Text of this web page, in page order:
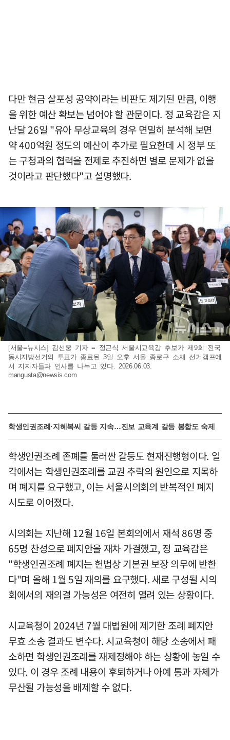
다만 현금 살포성 공약이라는 비판도 제기된 만큼, 이행
을 위한 예산 확보는 넘어야 할 관문이다. 정 교육감은 지
난달 26일 "유아 무상교육의 경우 면밀히 분석해 보면
약 400억원 정도의 예산이 추가로 필요한데 시 정부 또
는 구청과의 협력을 전제로 추진하면 별로 문제가 없을
것이라고 판단했다"고 설명했다.
[서울=뉴시스] 김선웅 기자 = 정근식 서울시교육감 후보가 제9회 전국
동시지방선거의 투표가 종료된 3일 오후 서울 종로구 소재 선거캠프에
서 지지자들과 인사를 나누고 있다. 2026.06.03.
mangusta@newsis.com
학생인권조례·지혜복씨 갈등 지속…진보 교육계 갈등 봉합도 숙제
학생인권조례 존폐를 둘러싼 갈등도 현재진행형이다. 일
각에서는 학생인권조례를 교권 추락의 원인으로 지목하
며 폐지를 요구했고, 이는 서울시의회의 반복적인 폐지
시도로 이어졌다.
시의회는 지난해 12월 16일 본회의에서 재석 86명 중
65명 찬성으로 폐지안을 재차 가결했고, 정 교육감은
"학생인권조례 폐지는 헌법상 기본권 보장 의무에 반한
다"며 올해 1월 5일 재의를 요구했다. 새로 구성될 시의
회에서의 재의결 가능성은 여전히 열려 있는 상황이다.
시교육청이 2024년 7월 대법원에 제기한 조례 폐지안
무효 소송 결과도 변수다. 시교육청이 해당 소송에서 패
소하면 학생인권조례를 재제정해야 하는 상황에 놓일 수
있다. 이 경우 조례 내용이 후퇴하거나 아예 통과 자체가
무산될 가능성을 배제할 수 없다.